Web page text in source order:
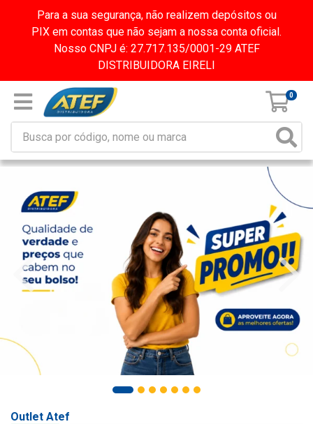
Para a sua segurança, não realizem depósitos ou
PIX em contas que não sejam a nossa conta oficial.
Nosso CNPJ é: 27.717.135/0001-29 ATEF
DISTRIBUIDORA EIRELI
0
Outlet Atef